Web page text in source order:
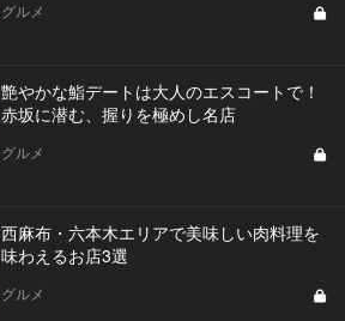
グルメ
艶やかな鮨デートは大人のエスコートで！
赤坂に潜む、握りを極めし名店
グルメ
西麻布・六本木エリアで美味しい肉料理を
味わえるお店3選
グルメ